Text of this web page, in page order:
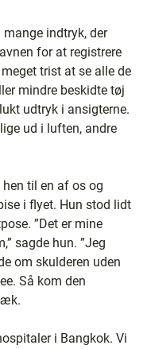
indtryk, der
for at registrere
trist at se alle de
mindre beskidte tøj
udtryk i ansigterne.
ud i luften, andre
til en af os og
i flyet. Hun stod lidt
”Det er mine
sagde hun. ”Jeg
om skulderen uden
Så kom den
i Bangkok. Vi